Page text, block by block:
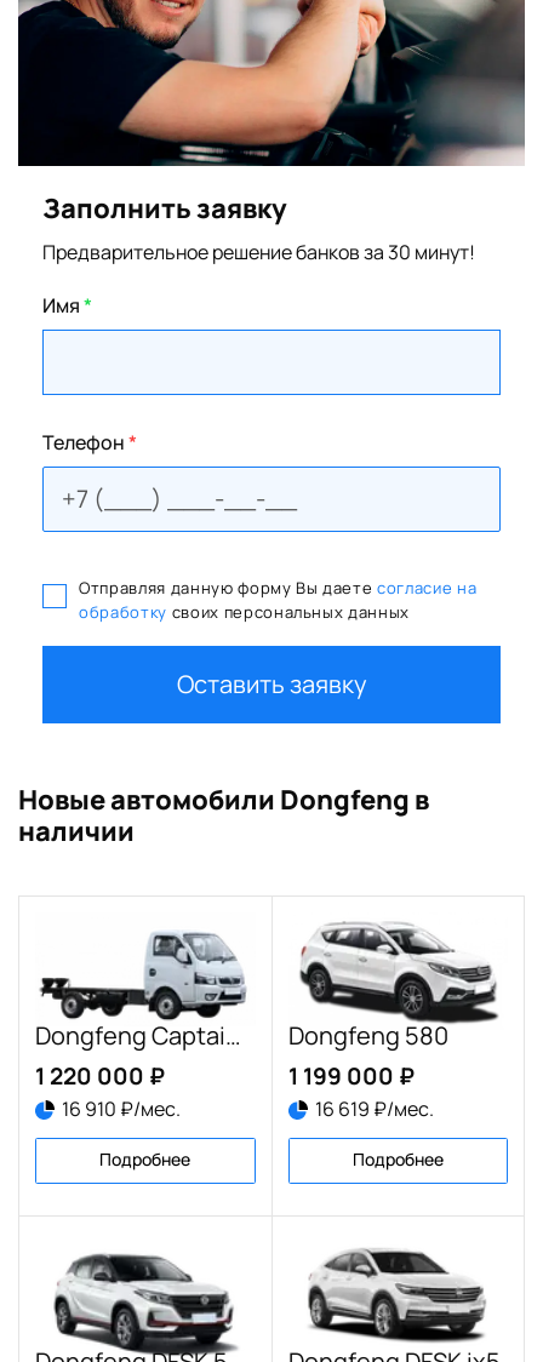
Заполнить заявку
Предварительное решение банков за 30 минут!
Имя*
Телефон*
Отправляя данную форму Вы даете согласие на
обработку своих персональных данных
Оставить заявку
Новые автомобили Dongfeng в
наличии
Dongfeng Captain-T
1 220 000 ₽
16 910 ₽/мес.
Подробнее
Dongfeng 580
1 199 000 ₽
16 619 ₽/мес.
Подробнее